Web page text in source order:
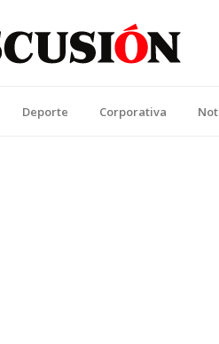
Deporte Corporativa